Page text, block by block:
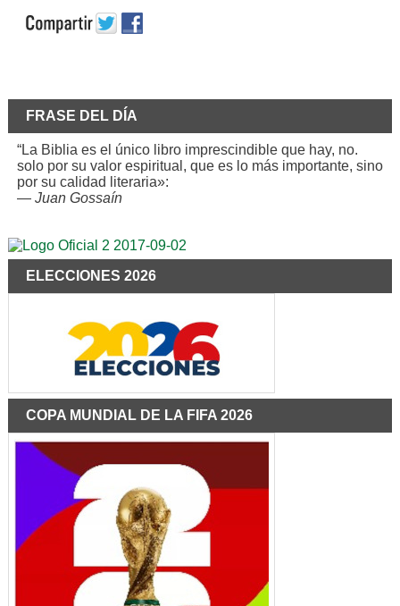
FRASE DEL DÍA
“La Biblia es el único libro imprescindible que hay, no.
solo por su valor espiritual, que es lo más importante, sino
por su calidad literaria»:
— Juan Gossaín
ELECCIONES 2026
COPA MUNDIAL DE LA FIFA 2026